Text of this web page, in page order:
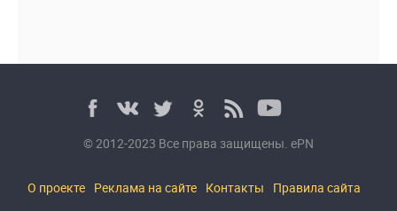
© 2012-2023 Все права защищены. ePN
О проекте Реклама на сайте Контакты Правила сайта